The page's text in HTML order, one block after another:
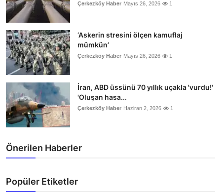
Çerkezköy Haber Mayıs 26, 2026 1
‘Askerin stresini ölçen kamuflaj
mümkün’
Çerkezköy Haber Mayıs 26, 2026 1
İran, ABD üssünü 70 yıllık uçakla 'vurdu!'
'Oluşan hasa...
Çerkezköy Haber Haziran 2, 2026 1
Önerilen Haberler
Popüler Etiketler